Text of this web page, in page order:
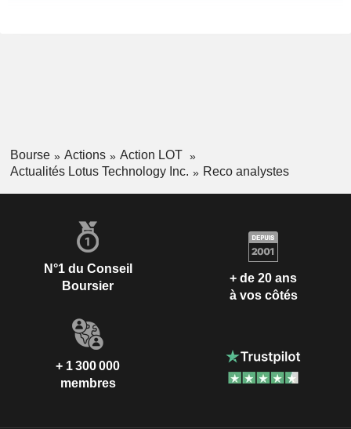
Bourse Actions
Action LOT
Actualités Lotus Technology Inc.
Reco analystes
N°1 du Conseil
Boursier
+ de 20 ans
à vos côtés
+ 1 300 000
membres